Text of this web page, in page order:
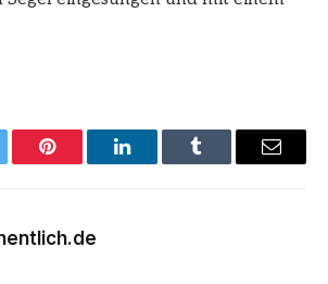
Pinterest LinkedInTumblr Email